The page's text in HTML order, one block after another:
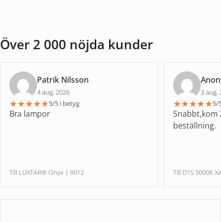
Över 2 000 nöjda kunder
Patrik Nilsson
4 aug, 2026
★★★★★5/5 i betyg
Bra lampor
Till LUXTAR® Onyx | 9012
3 aug,
★★★★★5/
Snabbt,kom
beställning.
Till D1S 5000K